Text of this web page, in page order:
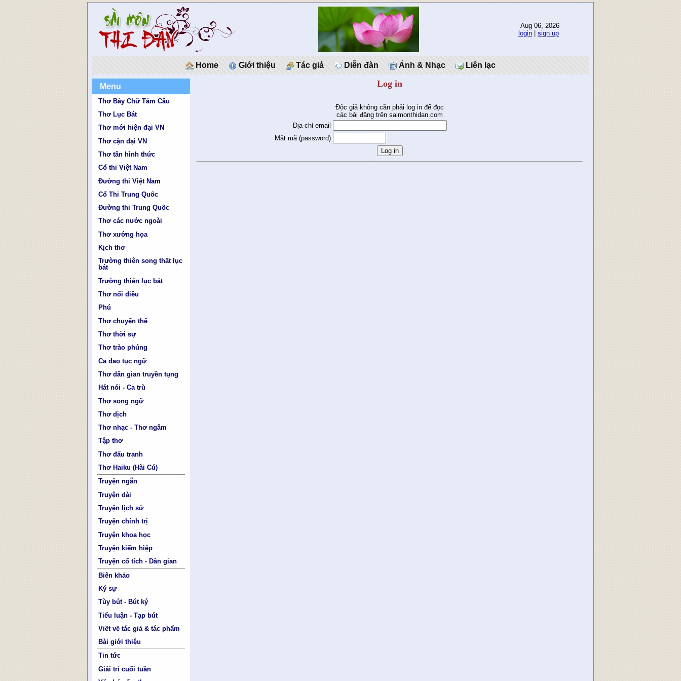
Aug 06, 2026
login
sign up
Home Giới thiệu Tác giả Diễn đàn Ảnh & Nhạc Liên lạc
Menu
Thơ Bảy Chữ Tám Câu
Thơ Lục Bát
Thơ mới hiện đại VN
Thơ cận đại VN
Thơ tân hình thức
Cổ thi Việt Nam
Đường thi Việt Nam
Cổ Thi Trung Quốc
Đường thi Trung Quốc
Thơ các nước ngoài
Thơ xướng họa
Kịch thơ
Trường thiên song thất lục
bát
Trường thiên lục bát
Thơ nối điêu
Phú
Thơ chuyển thể
Thơ thời sự
Thơ trào phúng
Ca dao tục ngữ
Thơ dân gian truyền tụng
Hát nói - Ca trù
Thơ song ngữ
Thơ dịch
Thơ nhạc - Thơ ngâm
Tập thơ
Thơ đấu tranh
Thơ Haiku (Hài Cú)
Truyện ngắn
Truyện dài
Truyện lịch sử
Truyện chính trị
Truyện khoa học
Truyện kiếm hiệp
Truyện cổ tích - Dân gian
Biên khảo
Ký sự
Tùy bút - Bút ký
Tiểu luận - Tạp bút
Viết về tác giả & tác phẩm
Bài giới thiệu
Tin tức
Giải trí cuối tuần
Log in
Độc giả không cần phải log in để đọc
các bài đăng trên saimonthidan.com
Địa chỉ email
Mật mã (password)